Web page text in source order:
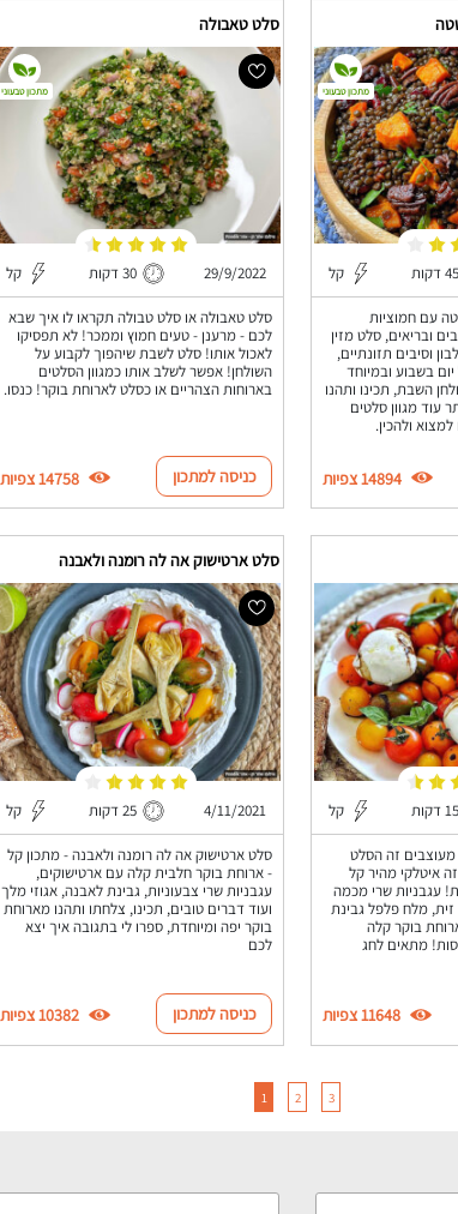
45 דקות קל
עם חמוציות
ובריאים, סלט מזין
וסיבים תזונתיים,
בשבוע ובמיוחד
השבת, תכינו ותהנו
מגוון סלטים
ולהכין.
מתכון טבעוני
14894 צפיות
סלט טאבולה
29/9/2022 30 דקות קל
סלט טאבולה או סלט טבולה תקראו לו איך שבא
לכם - מרענן - טעים חמוץ וממכר! לא תפסיקו
לאכול אותו! סלט לשבת שיהפוך לקבוע על
השולחן! אפשר לשלב אותו כמגוון הסלטים
בארוחות הצהריים או כסלט לארוחת בוקר! כנסו.
מתכון טבעוני
כניסה למתכון 14758 צפיות
15 דקות קל
זה הסלט
איטלקי מהיר קל
עגבניות שרי מכמה
זית, מלח פלפל גבינת
בוקר קלה
מתאים לחג
11648 צפיות
סלט ארטישוק אה לה רומנה ולאבנה
4/11/2021 25 דקות קל
סלט ארטישוק אה לה רומנה ולאבנה - מתכון קל
- ארוחת בוקר חלבית קלה עם ארטישוקים,
עגבניות שרי צבעוניות, גבינת לאבנה, אגוזי מלך
ועוד דברים טובים, תכינו, צלחתו ותהנו מארוחת
בוקר יפה ומיוחדת, ספרו לי בתגובה איך יצא
לכם
כניסה למתכון 10382 צפיות
1 2 3